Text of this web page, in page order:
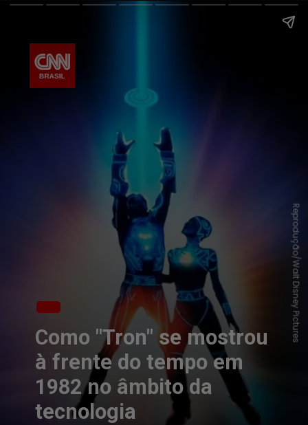
Como "Tron" se mostrou
à frente do tempo em
1982 no âmbito da
tecnologia
Reprodução/Walt Disney Pictures